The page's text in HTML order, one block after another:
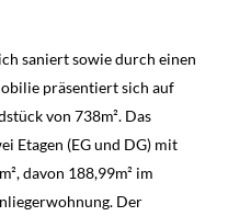
saniert sowie durch einen
präsentiert sich auf
von 738m². Das
Etagen (EG und DG) mit
davon 188,99m² im
Der